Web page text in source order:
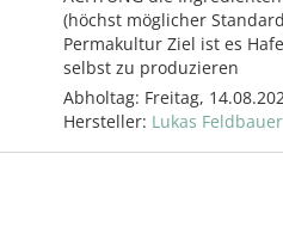
(höchst möglicher
Permakultur Ziel ist es
selbst zu produzieren
Abholtag: Freitag,
Hersteller: Lukas Feldbauer